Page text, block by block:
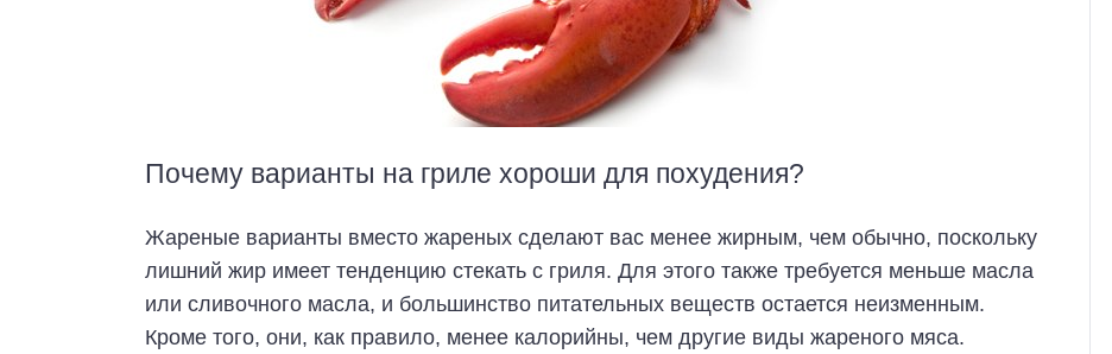
Почему варианты на гриле хороши для похудения?
Жареные варианты вместо жареных сделают вас менее жирным, чем обычно, поскольку
лишний жир имеет тенденцию стекать с гриля. Для этого также требуется меньше масла
или сливочного масла, и большинство питательных веществ остается неизменным.
Кроме того, они, как правило, менее калорийны, чем другие виды жареного мяса.